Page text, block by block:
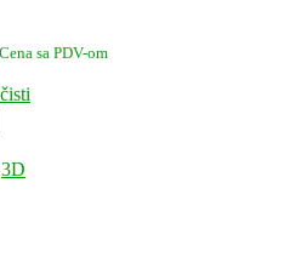
рсд
7.605,00 рсд
Cena sa PDV-om
3D